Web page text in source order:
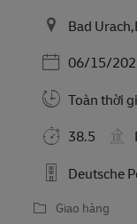
Bad
Posted Date
06/15/
Toàn thời
38.5
Deutsche
Giao hàng